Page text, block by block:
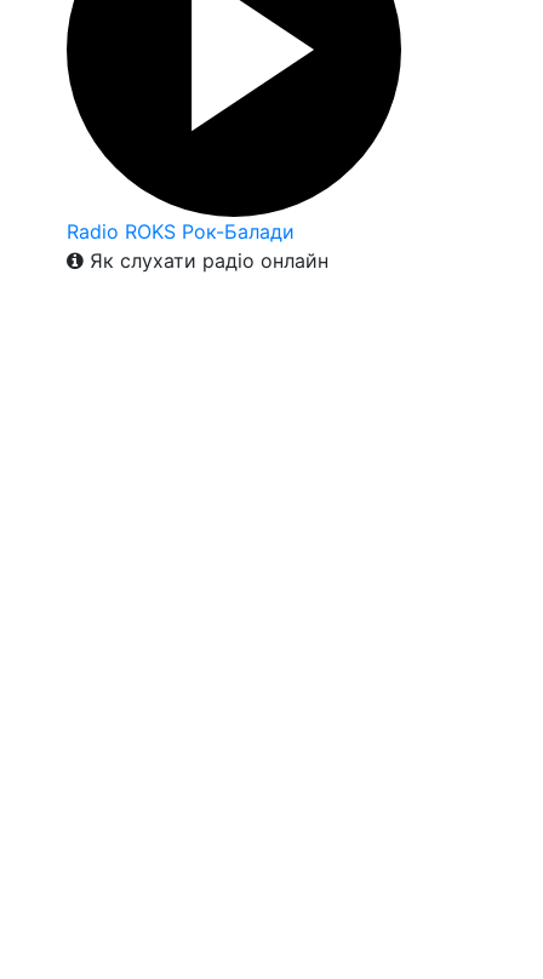
Radio ROKS Рок-Балади
Як слухати радіо онлайн